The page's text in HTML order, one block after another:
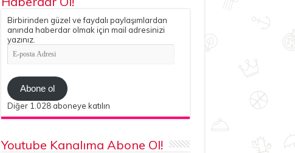
Birbirinden güzel ve faydalı paylaşımlardan
anında haberdar olmak için mail adresinizi
yazınız.
E-
posta
Abone ol
Diğer 1.028 aboneye katılın
Youtube Kanalıma Abone Ol!